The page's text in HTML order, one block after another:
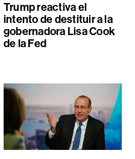
Trump reactiva el
intento de destituir a la
gobernadora Lisa Cook
de la Fed